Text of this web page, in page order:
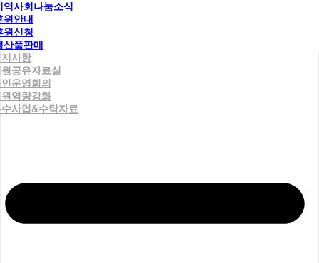
역사회나눔소식
원안내
원신청
산품판매
사항
공유자료실
운영회의
역량강화
사업&수탁자료